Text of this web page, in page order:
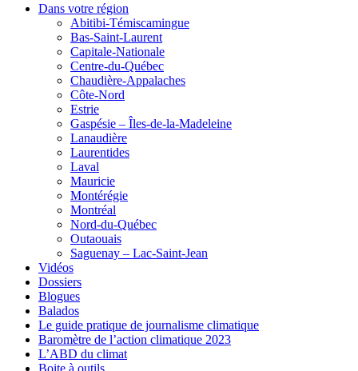
Dans votre région
Abitibi-Témiscamingue
Bas-Saint-Laurent
Capitale-Nationale
Centre-du-Québec
Chaudière-Appalaches
Côte-Nord
Estrie
Gaspésie – Îles-de-la-Madeleine
Lanaudière
Laurentides
Laval
Mauricie
Montérégie
Montréal
Nord-du-Québec
Outaouais
Saguenay – Lac-Saint-Jean
Vidéos
Dossiers
Blogues
Balados
Le guide pratique de journalisme climatique
Baromètre de l’action climatique 2023
L’ABD du climat
Boite à outils